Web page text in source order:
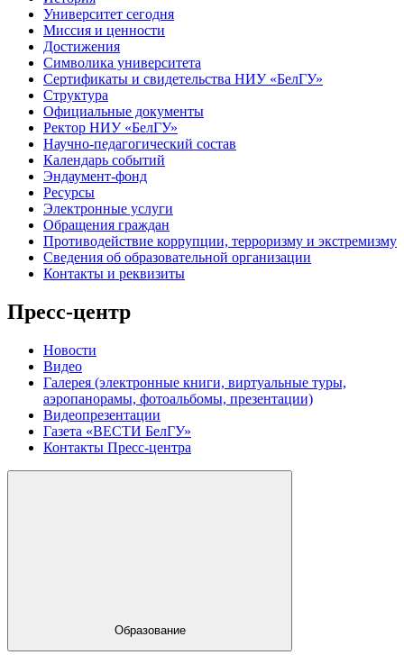
Университет сегодня
Миссия и ценности
Достижения
Символика университета
Сертификаты и свидетельства НИУ «БелГУ»
Структура
Официальные документы
Ректор НИУ «БелГУ»
Научно-педагогический состав
Календарь событий
Эндаумент-фонд
Ресурсы
Электронные услуги
Обращения граждан
Противодействие коррупции, терроризму и экстремизму
Сведения об образовательной организации
Контакты и реквизиты
Пресс-центр
Новости
Видео
Галерея (электронные книги, виртуальные туры,
аэропанорамы, фотоальбомы, презентации)
Видеопрезентации
Газета «ВЕСТИ БелГУ»
Контакты Пресс-центра
Образование